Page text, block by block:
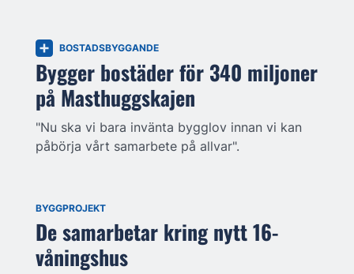
BOSTADSBYGGANDE
Bygger bostäder för 340 miljoner
på Masthuggskajen
"Nu ska vi bara invänta bygglov innan vi kan
påbörja vårt samarbete på allvar".
BYGGPROJEKT
De samarbetar kring nytt 16-
våningshus